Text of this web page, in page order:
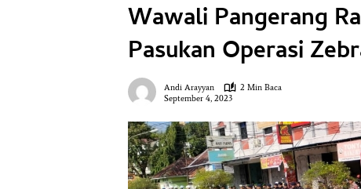
Wawali Pangerang
Pasukan Operasi
Andi Arayyan
2 Min Baca
September 4, 2023